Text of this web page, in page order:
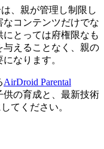
、親が管理し制限し
コンテンツだけでな
とっては府権限なも
えることなく、親の
なります。
AirDroid Parental
の育成と、最新技術
てください。